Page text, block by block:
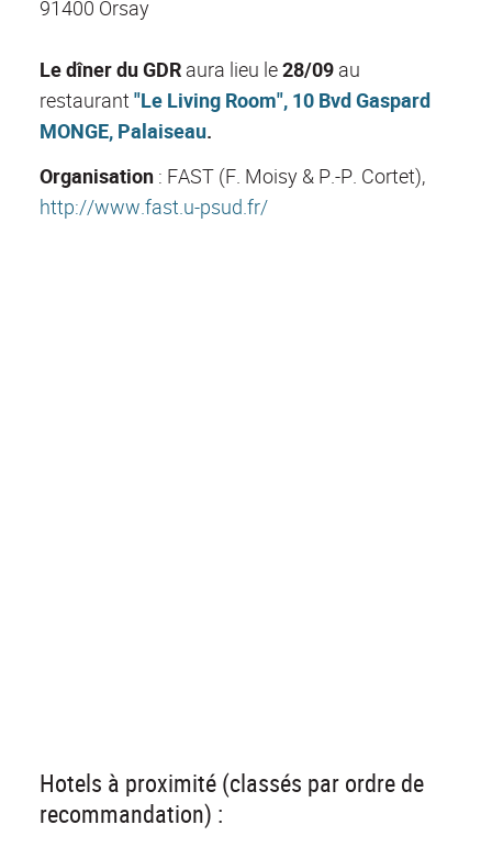
91400 Orsay
Le dîner du GDR aura lieu le28/09 au
restaurant "Le Living Room", 10 Bvd Gaspard
MONGE, Palaiseau.
Organisation : FAST (F. Moisy & P.-P. Cortet),
http://www.fast.u-psud.fr/
Hotels à proximité (classés par ordre de
recommandation) :